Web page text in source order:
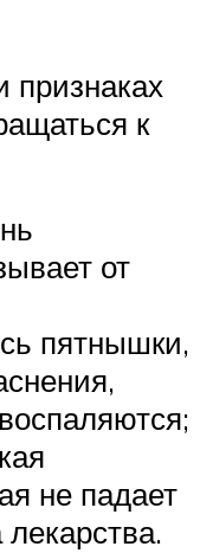
признаках
к
от
пятнышки,
не падает